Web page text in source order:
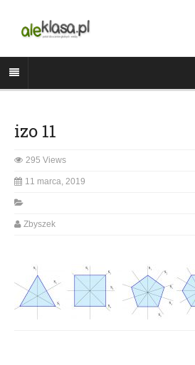
izo 11
295 Views
11 marca, 2019
Zbyszek